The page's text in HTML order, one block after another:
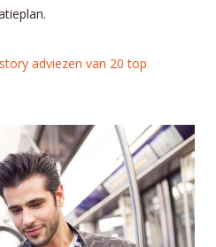
adviezen van 20 top